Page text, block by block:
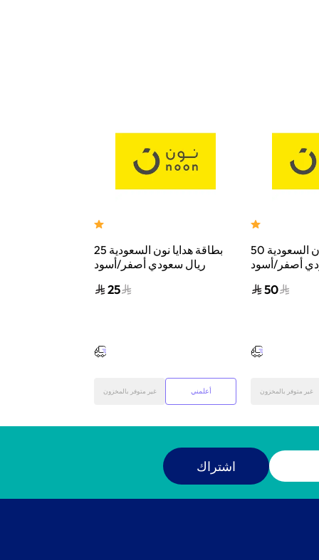
بطاقة هدايا نون السعودية 25
ريال سعودي أصفر/أسود
25
غير متوفر بالمخزون أعلمني
بطاقة هدايا نون السعودية 50
أصفر/أسود
50
غير متوفر بالمخزون
اشتراك